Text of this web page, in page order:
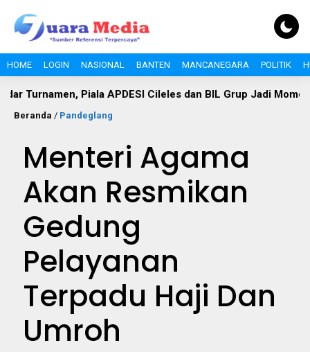
HOME LOGIN NASIONAL BANTEN MANCANEGARA POLITIK
Piala APDESI Cileles dan BIL Grup Jadi Momentum
Beranda / Pandeglang
Menteri Agama
Akan Resmikan
Gedung
Pelayanan
Terpadu Haji Dan
Umroh